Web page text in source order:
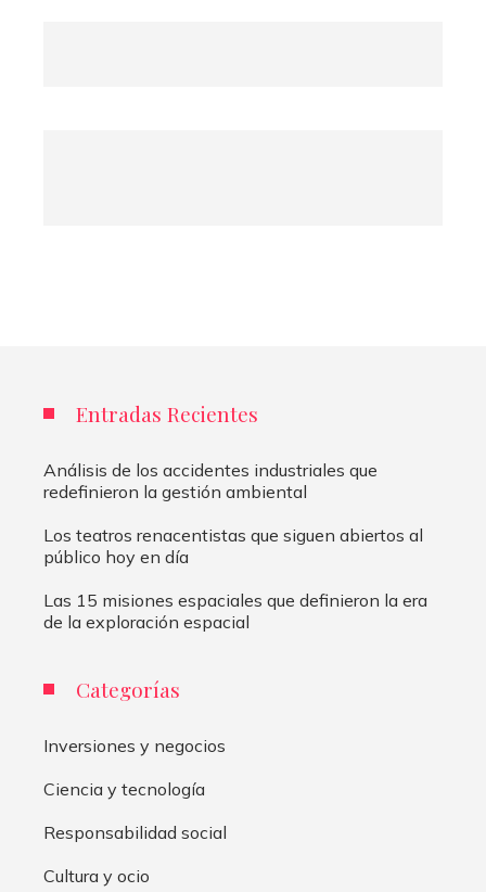
Entradas Recientes
Análisis de los accidentes industriales que
redefinieron la gestión ambiental
Los teatros renacentistas que siguen abiertos al
público hoy en día
Las 15 misiones espaciales que definieron la era
de la exploración espacial
Categorías
Inversiones y negocios
Ciencia y tecnología
Responsabilidad social
Cultura y ocio